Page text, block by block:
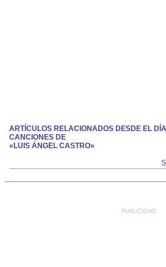
ARTÍCULOS RELACIONADOS DESDE EL
CANCIONES DE
«LUIS ÁNGEL CASTRO»
PUBLICIDAD